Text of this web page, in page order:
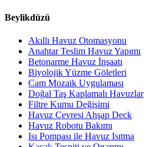
Beylikdüzü
Akıllı Havuz Otomasyonu
Anahtar Teslim Havuz Yapımı
Betonarme Havuz İnşaatı
Biyolojik Yüzme Göletleri
Cam Mozaik Uygulaması
Doğal Taş Kaplamalı Havuzlar
Filtre Kumu Değişimi
Havuz Çevresi Ahşap Deck
Havuz Robotu Bakımı
Isı Pompası ile Havuz Isıtma